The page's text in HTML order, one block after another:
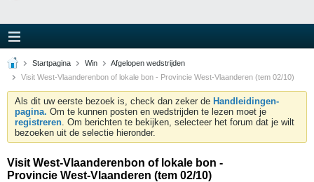
Startpagina Win
Afgelopen wedstrijden
Visit West-Vlaanderenbon of lokale bon - Provincie West-Vlaanderen (tem 02/10)
Als dit uw eerste bezoek is, check dan zeker de Handleidingen-
pagina. Om te kunnen posten en wedstrijden te lezen moet je
registreren. Om berichten te bekijken, selecteer het forum dat je wilt
bezoeken uit de selectie hieronder.
Visit West-Vlaanderenbon of lokale bon -
Provincie West-Vlaanderen (tem 02/10)